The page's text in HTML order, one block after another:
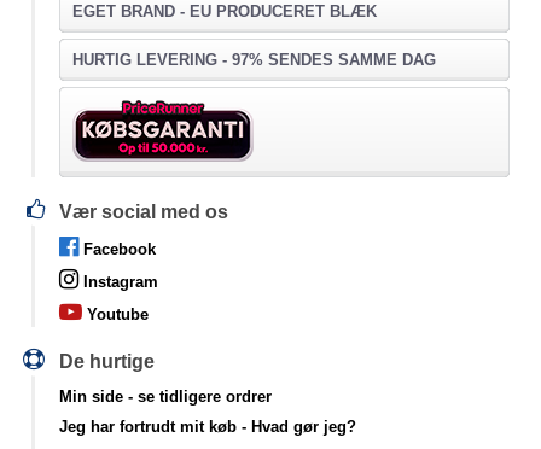
EGET BRAND - EU PRODUCERET BLÆK
HURTIG LEVERING - 97% SENDES SAMME DAG
Vær social med os
Facebook
Instagram
Youtube
De hurtige
Min side - se tidligere ordrer
Jeg har fortrudt mit køb - Hvad gør jeg?